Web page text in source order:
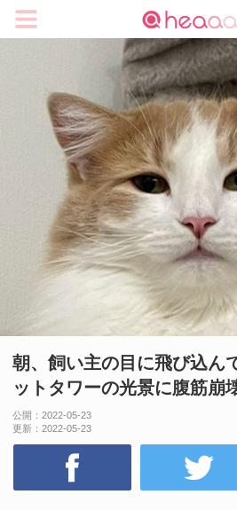
朝、飼い主の目に飛び込
ットタワーの光景に腹筋崩
公開： 2022-05-23
更新： 2022-05-23